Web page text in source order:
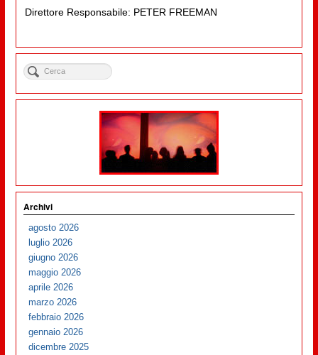
Direttore Responsabile: PETER FREEMAN
Archivi
agosto 2026
luglio 2026
giugno 2026
maggio 2026
aprile 2026
marzo 2026
febbraio 2026
gennaio 2026
dicembre 2025